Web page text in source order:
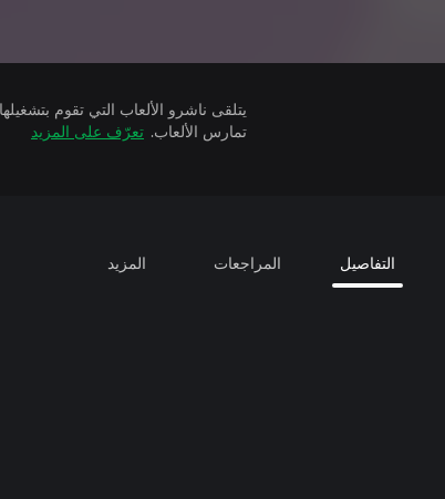
تمارس الألعاب. تعرّف على المزيد
التفاصيل المراجعات المزيد